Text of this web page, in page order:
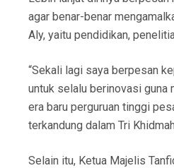
agar benar-benar
Aly, yaitu pendidikan,
“Sekali lagi saya berpesan
untuk selalu berinovasi guna
era baru perguruan tinggi
terkandung dalam Tri
Selain itu, Ketua Majelis